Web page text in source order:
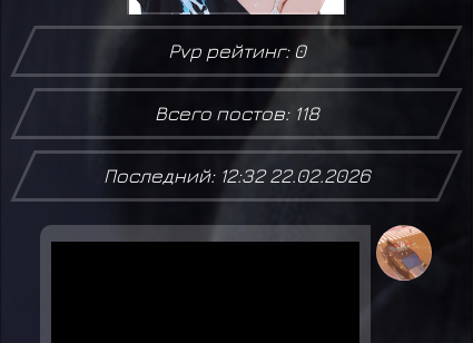
Pvp рейтинг: 0
Всего постов: 118
Последний: 12:32 22.02.2026